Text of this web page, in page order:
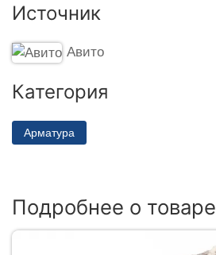
Источник
Авито
Категория
Арматура
Подробнее о товаре